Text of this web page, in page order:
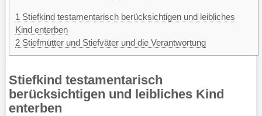
1 Stiefkind testamentarisch berücksichtigen und leibliches
Kind enterben
2 Stiefmütter und Stiefväter und die Verantwortung
Stiefkind testamentarisch
berücksichtigen und leibliches Kind
enterben